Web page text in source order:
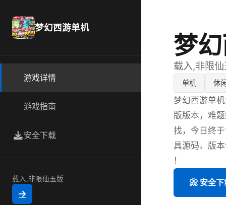
梦幻西游单机
游戏详情
游戏指南
安全下载
载入,非限仙玉版
梦
载入,非限
单机 休
梦幻西游单
版版本，难
找，今日终
具源码。版
！
📀 安全下